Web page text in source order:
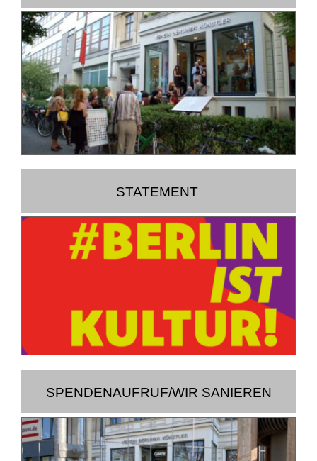
STATEMENT
SPENDENAUFRUF/WIR SANIEREN